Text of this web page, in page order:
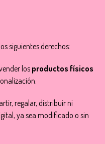
siguientes derechos:
los productos físicos
regalar, distribuir ni
ya sea modificado o sin